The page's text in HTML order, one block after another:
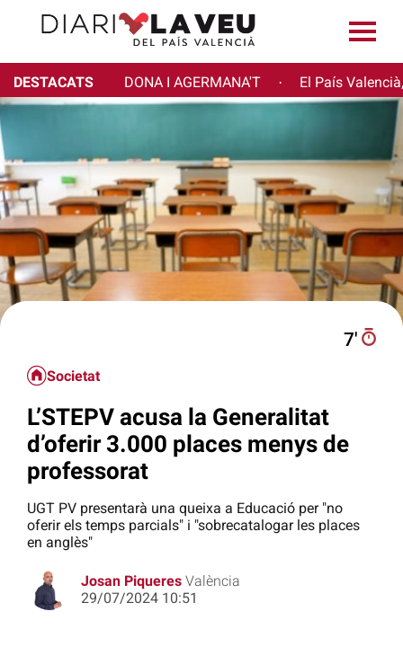
DESTACATS DONA I AGERMANA'T · El País
7′
Societat
L’STEPV acusa la Generalitat
d’oferir 3.000 places menys de
professorat
UGT PV presentarà una queixa a Educació per "no
oferir els temps parcials" i "sobrecatalogar les places
en anglès"
Josan Piqueres València
29/07/2024 10:51